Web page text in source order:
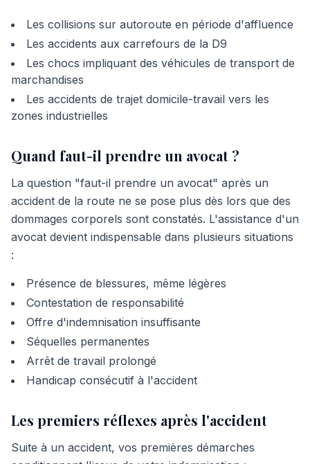
Les collisions sur autoroute en période d'affluence
Les accidents aux carrefours de la D9
Les chocs impliquant des véhicules de transport de
marchandises
Les accidents de trajet domicile-travail vers les
zones industrielles
Quand faut-il prendre un avocat ?
La question "faut-il prendre un avocat" après un
accident de la route ne se pose plus dès lors que des
dommages corporels sont constatés. L'assistance d'un
avocat devient indispensable dans plusieurs situations
:
Présence de blessures, même légères
Contestation de responsabilité
Offre d'indemnisation insuffisante
Séquelles permanentes
Arrêt de travail prolongé
Handicap consécutif à l'accident
Les premiers réflexes après l'accident
Suite à un accident, vos premières démarches